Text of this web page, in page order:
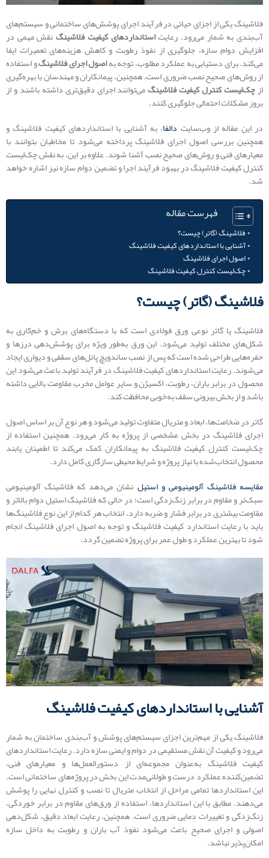
فلاشینگ یکی از اجزای حیاتی در فرآیند اجرای پوشش‌های ساختمانی و سیستم‌های
آب‌بندی به شمار می‌رود. رعایتاستانداردهای کیفیت فلاشینگنقش مهمی در
افزایش دوام سازه، جلوگیری از نفوذ رطوبت و کاهش هزینه‌های تعمیرات ایفا
می‌کند. برای دستیابی به عملکرد مطلوب، توجه بهاصول اجرای فلاشینگو استفاده
از روش‌های صحیح نصب ضروری است. همچنین، پیمانکاران و مهندسان با بهره‌گیری
از چک‌لیست کنترل کیفیت فلاشینگمی‌توانند اجرای دقیق‌تری داشته باشند و از
بروز مشکلات احتمالی جلوگیری کنند.
در این مقاله از وب‌سایت دالفا، به آشنایی با استانداردهای کیفیت فلاشینگ و
همچنین بررسی اصول اجرای فلاشینگ پرداخته می‌شود تا مخاطبان بتوانند با
معیارهای فنی و روش‌های صحیح نصب آشنا شوند. علاوه بر این، به نقش چک‌لیست
کنترل کیفیت فلاشینگ در بهبود فرآیند اجرا و تضمین دوام سازه نیز اشاره خواهد
شد.
فهرست مقاله
فلاشینگ (گاتر) چیست؟
آشنایی با استانداردهای کیفیت فلاشینگ
اصول اجرای فلاشینگ
چک‌لیست کنترل کیفیت فلاشینگ
فلاشینگ (گاتر) چیست؟
فلاشینگ یا گاتر نوعی ورق فولادی است که با دستگاه‌های برش و خم‌کاری به
شکل‌های مختلف تولید می‌شود. این ورق به‌طور ویژه برای پوشش‌دهی درزها و
حفره‌هایی طراحی شده است که پس از نصب ساندویچ پانل‌های سقفی و دیواری ایجاد
می‌شوند. رعایت استانداردهای کیفیت فلاشینگ در فرآیند تولید باعث می‌شود این
محصول در برابر باران، رطوبت، اکسیژن و سایر عوامل مخرب مقاومت بالایی داشته
باشد و از بخش بیرونی سقف به‌خوبی محافظت کند.
گاتر در ضخامت‌ها، ابعاد و متریال متفاوت تولید می‌شود و هر نوع آن بر اساس اصول
اجرای فلاشینگ در بخش مشخصی از پروژه به کار می‌رود. همچنین استفاده از
چک‌لیست کنترل کیفیت فلاشینگ به پیمانکاران کمک می‌کند تا اطمینان یابند
محصول انتخاب‌شده با نیاز پروژه و شرایط محیطی سازگاری کامل دارد.
مقایسه فلاشینگ آلومینیومی و استیل نشان می‌دهد که فلاشینگ آلومینیومی
سبک‌تر و مقاوم در برابر زنگ‌زدگی است؛ در حالی که فلاشینگ استیل دوام بالاتر و
مقاومت بیشتری در برابر فشار و ضربه دارد. انتخاب هر کدام از این نوع فلاشینگ‌ها
باید با رعایت استاندارد کیفیت فلاشینگ و توجه به اصول اجرای فلاشینگ انجام
شود تا بهترین عملکرد و طول عمر برای پروژه تضمین گردد.
آشنایی با استانداردهای کیفیت فلاشینگ
فلاشینگ یکی از مهم‌ترین اجزای سیستم‌های پوشش و آب‌بندی ساختمان به شمار
می‌رود و کیفیت آن نقش مستقیمی در دوام و ایمنی سازه دارد. رعایت استانداردهای
کیفیت فلاشینگ به‌عنوان مجموعه‌ای از دستورالعمل‌ها و معیارهای فنی،
تضمین‌کننده عملکرد درست و طولانی‌مدت این بخش در پروژه‌های ساختمانی است.
این استانداردها تمامی مراحل از انتخاب متریال تا نصب و کنترل نهایی را پوشش
می‌دهند. مطابق با این استانداردها، استفاده از ورق‌های مقاوم در برابر خوردگی،
زنگ‌زدگی و تغییرات دمایی ضروری است. همچنین، رعایت ابعاد دقیق، شکل‌دهی
اصولی و اجرای صحیح باعث می‌شود نفوذ آب باران و رطوبت به داخل سازه
امکان‌پذیر نباشد.